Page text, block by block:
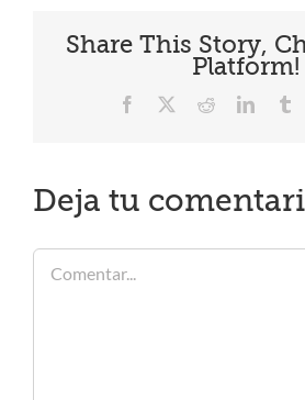
Share This Story,
Platform!
Facebook Reddit
Deja tu
Comentar